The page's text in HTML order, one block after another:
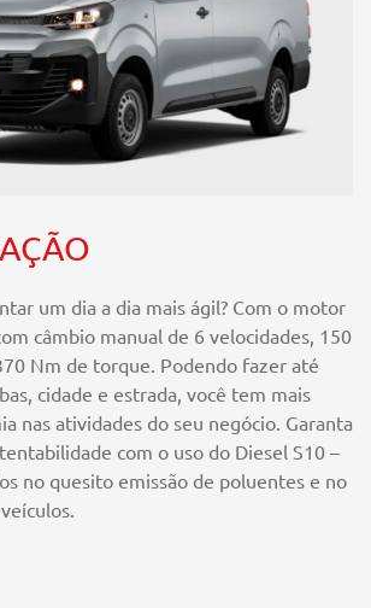
um dia a dia mais ágil? Com o motor
câmbio manual de 6 velocidades, 150
Nm de torque. Podendo fazer até
cidade e estrada, você tem mais
nas atividades do seu negócio. Garanta
com o uso do Diesel S10 –
no quesito emissão de poluentes e no